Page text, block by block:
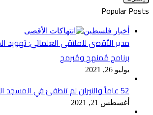
Popular Posts
أخبار فلسطين
مدير الأقصى للملتقى العلمائي:
برنامج مُمنهج ومُبرمج
يوليو 26, 2021
52 عاماً والنيران لم تنطفئ في المسجد الأقصى المبارك
أغسطس 21, 2021